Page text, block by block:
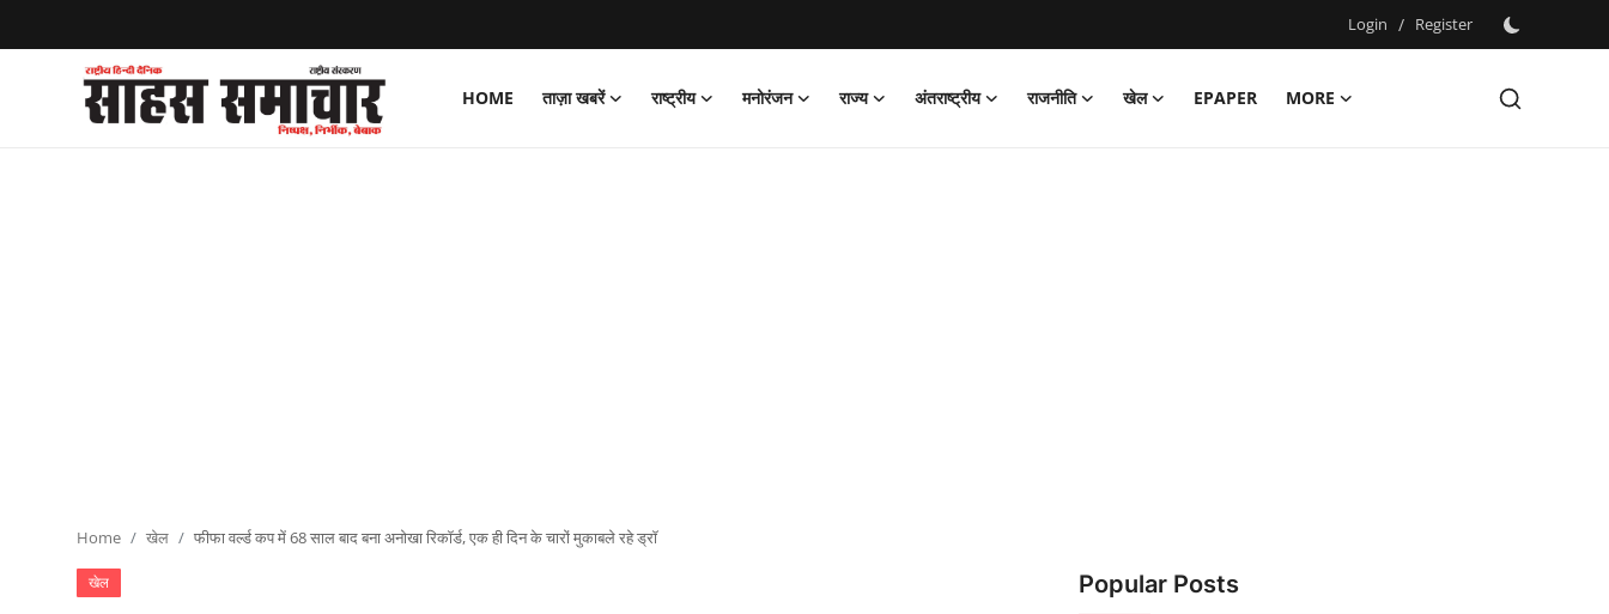
Login / Register
HOME ताज़ा खबरें राष्ट्रीय मनोरंजन राज्य अंतराष्ट्रीय राजनीति खेल EPAPER
MORE
Register
Home खेल फीफा वर्ल्ड कप में 68 साल बाद बना अनोखा रिकॉर्ड, एक ही दिन के चारों मुकाबले रहे ड्रॉ
खेल Popular Posts